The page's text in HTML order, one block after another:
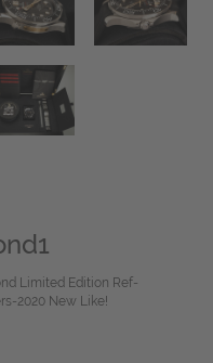
Limited Edition Ref-
2020 New Like!